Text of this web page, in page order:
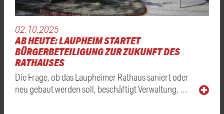
02.10.2025
AB HEUTE: LAUPHEIM STARTET
BÜRGERBETEILIGUNG ZUR ZUKUNFT DES
RATHAUSES
Die Frage, ob das Laupheimer Rathaus saniert oder
neu gebaut werden soll, beschäftigt Verwaltung, …